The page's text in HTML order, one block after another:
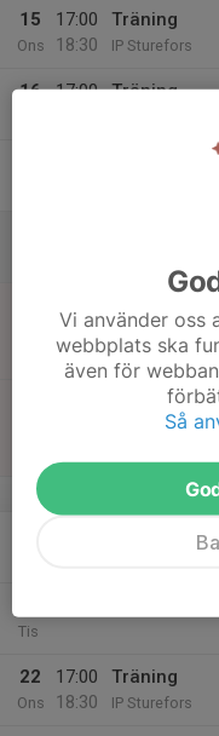
15
Ons
17:00
18:30
Träning
IP Sturefors
16
17:00
Träning
17:00
Pojkar 10 B4
Bjurfors IP (f d
Match mot
Pojkar 10 B3
Tis
22
Ons
17:00
18:30
Träning
IP Sturefors
Vi använder oss
webbplats ska
även för
Så